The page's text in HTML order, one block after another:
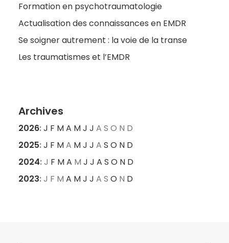
Formation en psychotraumatologie
Actualisation des connaissances en EMDR
Se soigner autrement : la voie de la transe
Les traumatismes et l’EMDR
Archives
2026:J F MA MJ J A S O N D
2025:J F MA MJ J A S O N D
2024:J F MA M J J A S O N D
2023:J F M A MJ J A S O N D